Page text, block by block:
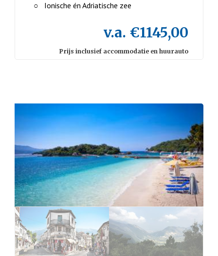
Ionische én Adriatische zee
v.a. €1145,00
Prijs inclusief accommodatie en huurauto